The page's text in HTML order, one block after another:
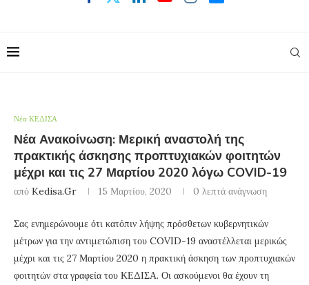
Νέα ΚΕΔΙΣΑ
Νέα Ανακοίνωση: Μερική αναστολή της
πρακτικής άσκησης προπτυχιακών φοιτητών
μέχρι και τις 27 Μαρτίου 2020 λόγω COVID-19
από Kedisa.gr 15 Μαρτίου, 2020 0 λεπτά ανάγνωση
Σας ενημερώνουμε ότι κατόπιν λήψης πρόσθετων κυβερνητικών
μέτρων για την αντιμετώπιση του COVID-19 αναστέλλεται μερικώς
μέχρι και τις 27 Μαρτίου 2020 η πρακτική άσκηση των προπτυχιακών
φοιτητών στα γραφεία του ΚΕΔΙΣΑ. Οι ασκούμενοι θα έχουν τη